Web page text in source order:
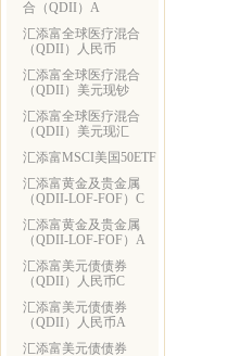
合（QDII）A
汇添富全球医疗混合
（QDII）人民币
汇添富全球医疗混合
（QDII）美元现钞
汇添富全球医疗混合
（QDII）美元现汇
汇添富MSCI美国50ETF
汇添富黄金及贵金属
（QDII-LOF-FOF）C
汇添富黄金及贵金属
（QDII-LOF-FOF）A
汇添富美元债债券
（QDII）人民币C
汇添富美元债债券
（QDII）人民币A
汇添富美元债债券